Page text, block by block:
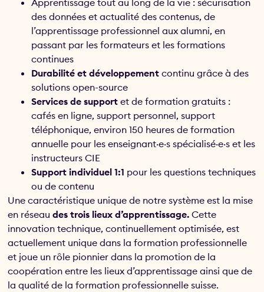
des données et actualité des contenus, de
l’apprentissage professionnel aux alumni, en
passant par les formateurs et les formations
continues
Durabilité et développement continu grâce à des
solutions open-source
Services de support et de formation gratuits :
cafés en ligne, support personnel, support
téléphonique, environ 150 heures de formation
annuelle pour les enseignant·e·s spécialisé·e·s et les
instructeurs CIE
Support individuel 1:1 pour les questions techniques
ou de contenu
Une caractéristique unique de notre système est la mise
en réseaudes trois lieux d’apprentissage. Cette
innovation technique, continuellement optimisée, est
actuellement unique dans la formation professionnelle
et joue un rôle pionnier dans la promotion de la
coopération entre les lieux d’apprentissage ainsi que de
la qualité de la formation professionnelle suisse.